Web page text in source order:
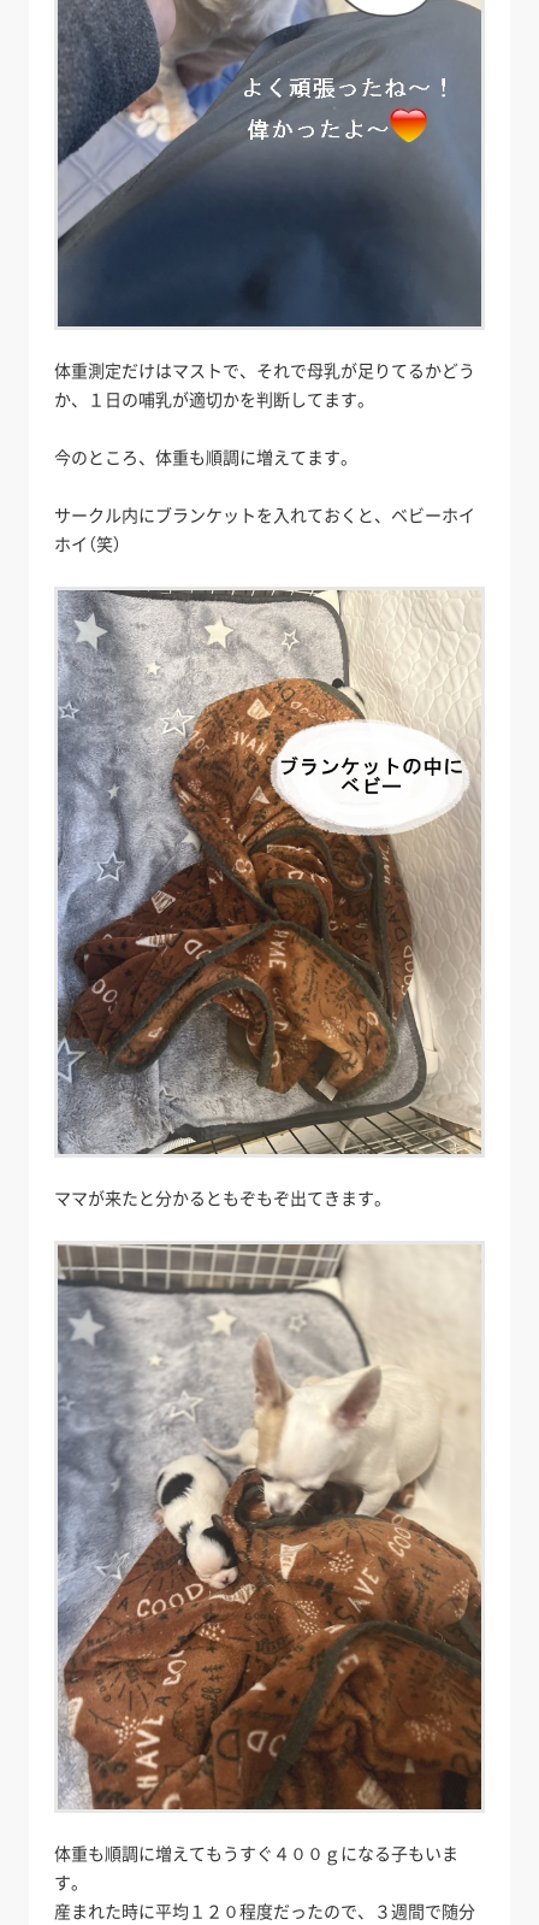
体重測定だけはマストで、それで母乳が足りてるかどう
か、１日の哺乳が適切かを判断してます。
今のところ、体重も順調に増えてます。
サークル内にブランケットを入れておくと、ベビーホイ
ホイ（笑）
ママが来たと分かるともぞもぞ出てきます。
体重も順調に増えてもうすぐ４００ｇになる子もいま
す。
産まれた時に平均１２０程度だったので、３週間で随分